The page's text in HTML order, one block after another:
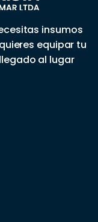
insumos
equipar tu
al lugar